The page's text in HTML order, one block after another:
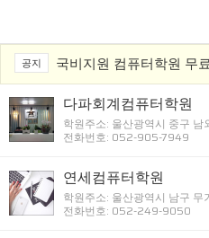
공지 국비지원 컴퓨터학원 무
다파회계컴퓨터학원
학원주소: 울산광역시 중구 남
전화번호: 052-905-7949
연세컴퓨터학원
학원주소: 울산광역시 남구 무
전화번호: 052-249-9050